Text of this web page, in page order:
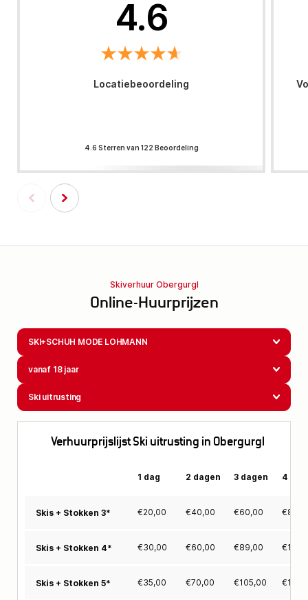
4.6
Locatiebeoordeling
4.6 Sterren van 122 Beoordeling
Skiverhuur Obergurgl
Online-Huurprijzen
SKI+SCHUH MODE LOHMANN
vanaf 18 jaar
Ski uitrusting
Verhuurprijslijst Ski uitrusting in Obergurgl
1 dag 2 dagen 3 dagen 4
Skis + Stokken 3* €20,00 €40,00 €60,00 €
Skis + Stokken 4* €30,00 €60,00 €89,00 €
Skis + Stokken 5* €35,00 €70,00 €105,00 €